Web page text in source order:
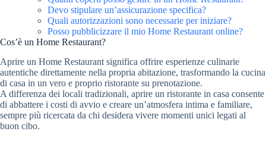
Devo stipulare un’assicurazione specifica?
Quali autorizzazioni sono necessarie per iniziare?
Posso pubblicizzare il mio Home Restaurant online?
Cos’è un Home Restaurant?
Aprire un Home Restaurant significa offrire esperienze culinarie
autentiche direttamente nella propria abitazione, trasformando la cucina
di casa in un vero e proprio ristorante su prenotazione.
A differenza dei locali tradizionali, aprire un ristorante in casa consente
di abbattere i costi di avvio e creare un’atmosfera intima e familiare,
sempre più ricercata da chi desidera vivere momenti unici legati al
buon cibo.